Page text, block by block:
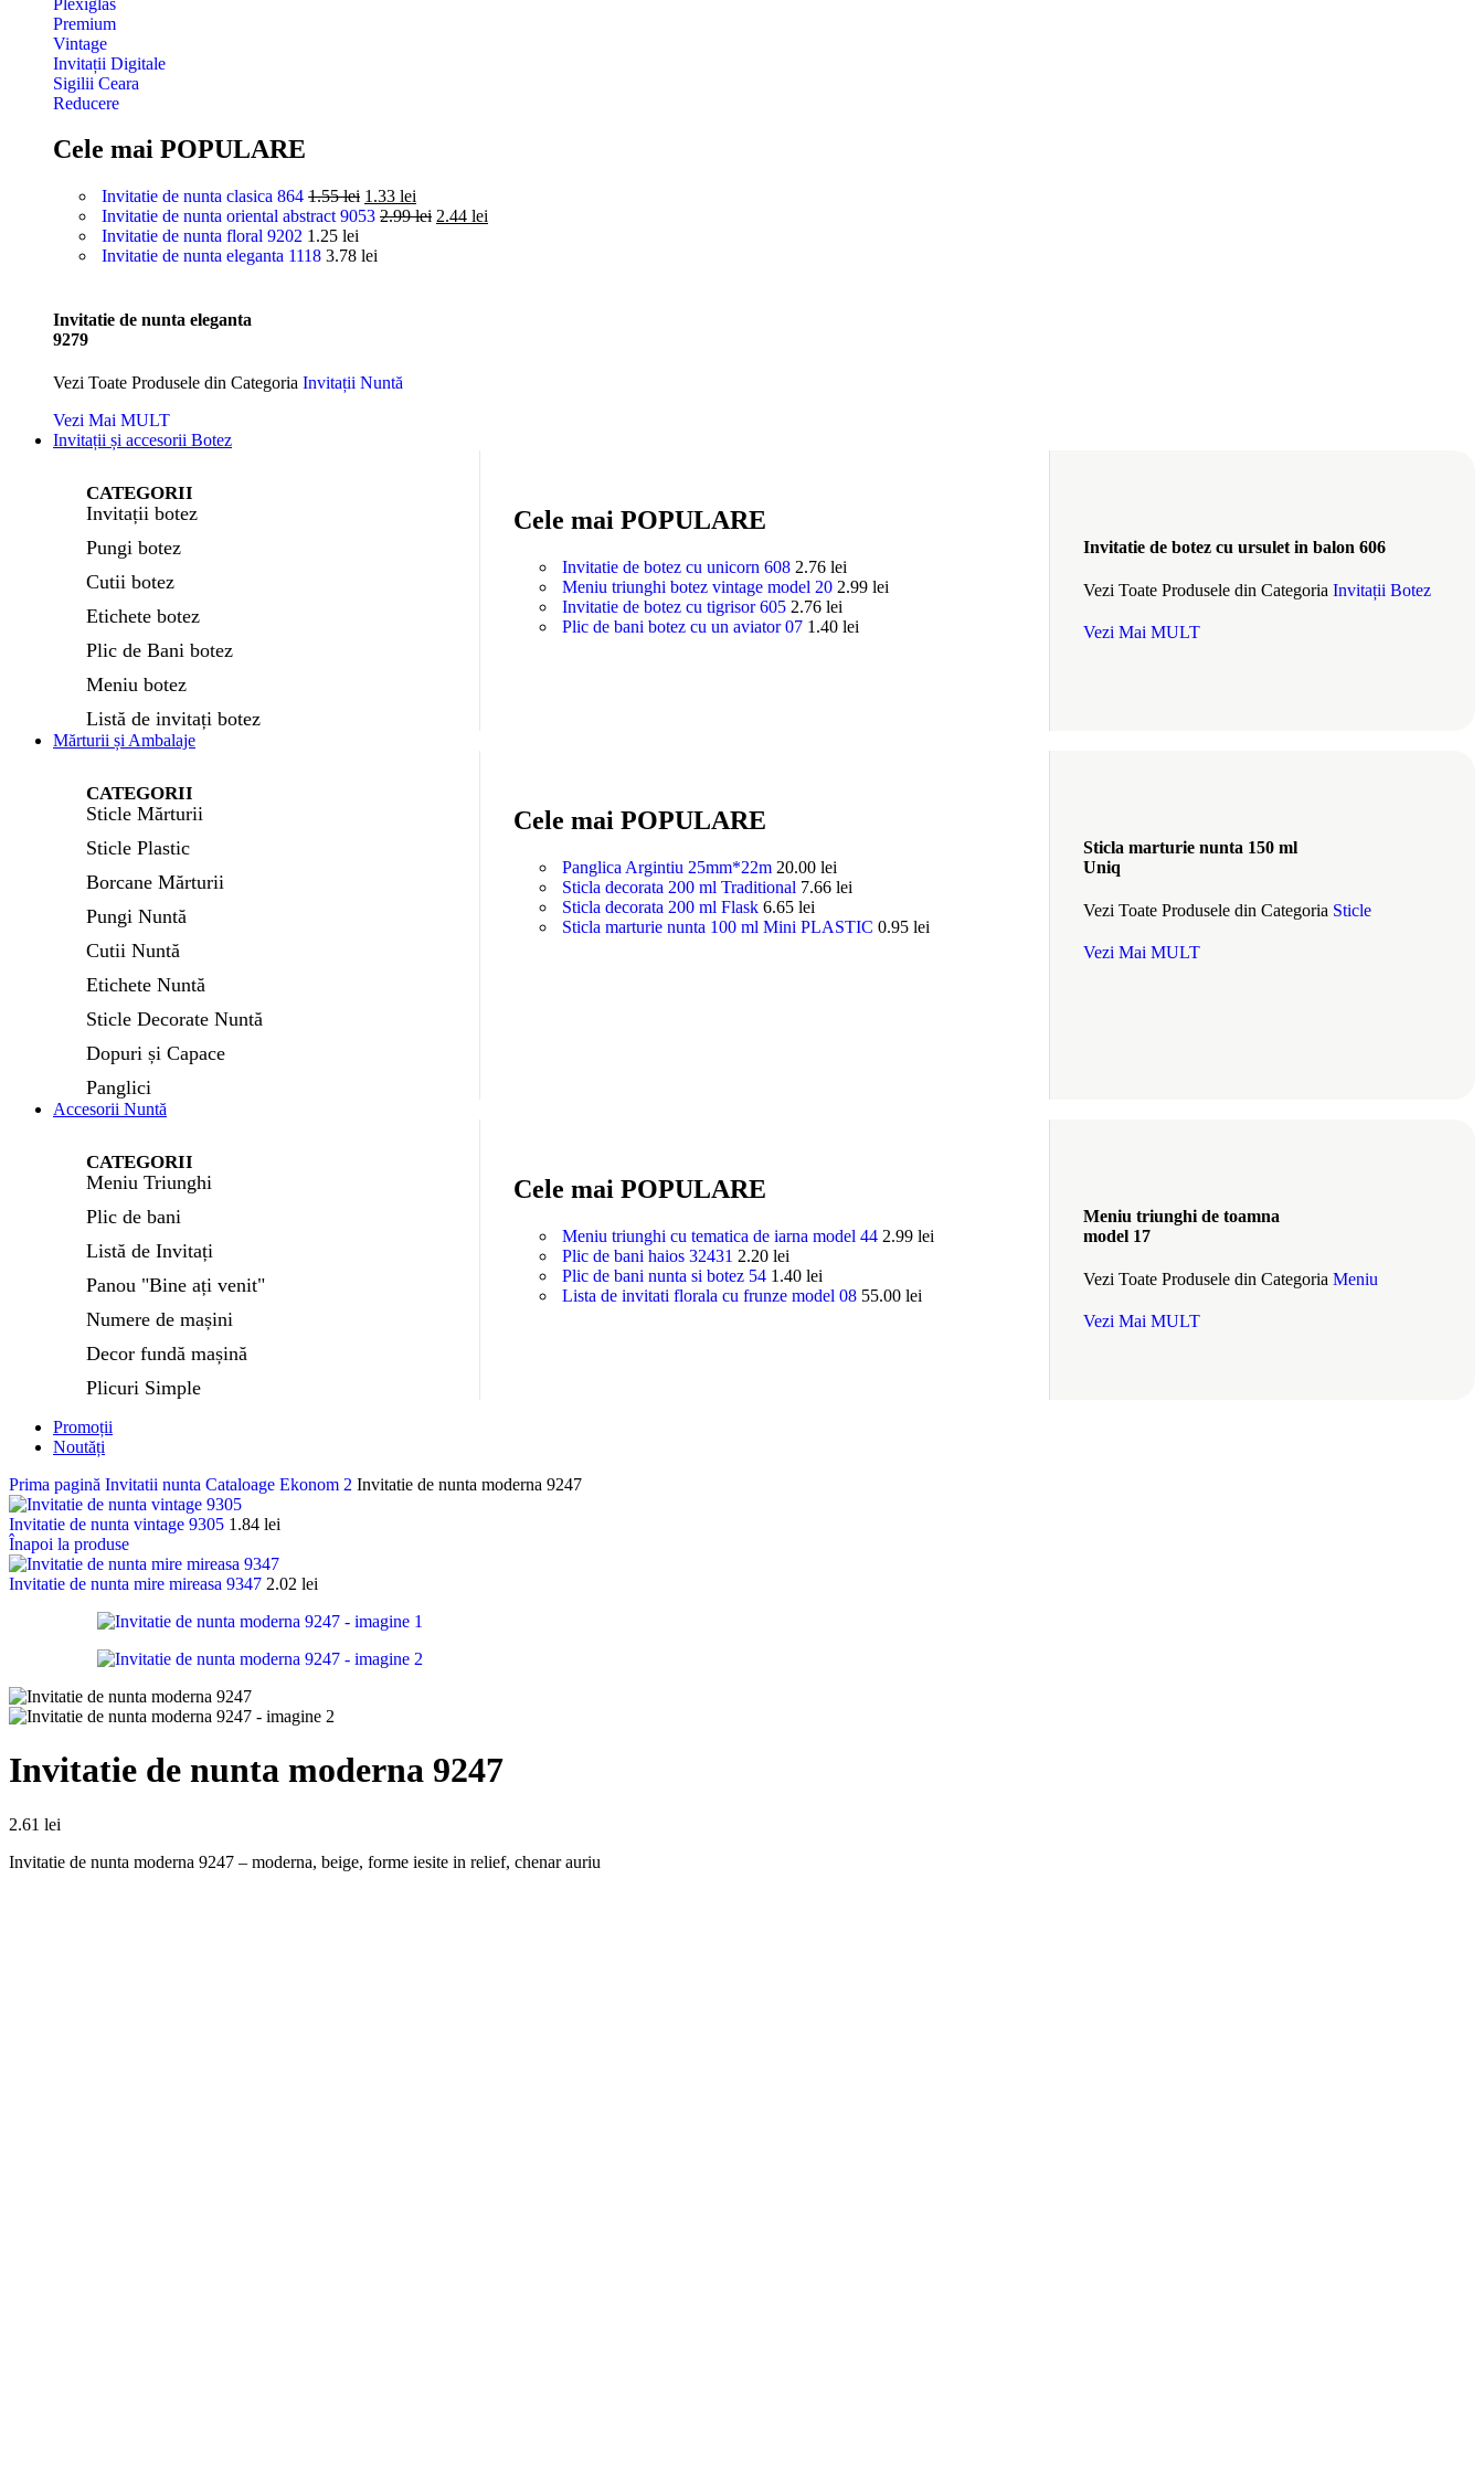
Premium
Vintage
Invitații Digitale
Sigilii Ceara
Reducere
Cele mai POPULARE
Invitatie de nunta clasica 864 1.55lei 1.33 lei
Invitatie de nunta oriental abstract 9053 2.99lei 2.44 lei
Invitatie de nunta floral 9202 1.25 lei
Invitatie de nunta eleganta 1118 3.78 lei
Invitatie de nunta eleganta
9279
Vezi Toate Produsele din Categoria Invitații Nuntă
Vezi Mai MULT
Invitații și accesorii Botez
CATEGORII
Invitații botez
Pungi botez
Cutii botez
Etichete botez
Plic de Bani botez
Meniu botez
Listă de invitați botez
Cele mai POPULARE
Invitatie de botez cu unicorn 608 2.76lei
Meniu triunghi botez vintage model 20 2.99lei
Invitatie de botez cu tigrisor 605 2.76lei
Plic de bani botez cu un aviator 07 1.40lei
Invitatie de botez cu ursulet in balon 606
Vezi Toate Produsele din Categoria Invitații Botez
Vezi Mai MULT
Mărturii și Ambalaje
CATEGORII
Sticle Mărturii
Sticle Plastic
Borcane Mărturii
Pungi Nuntă
Cutii Nuntă
Etichete Nuntă
Sticle Decorate Nuntă
Dopuri și Capace
Panglici
Cele mai POPULARE
Panglica Argintiu 25mm*22m 20.00lei
Sticla decorata 200 ml Traditional 7.66lei
Sticla decorata 200 ml Flask6.65lei
Sticla marturie nunta 100 ml Mini PLASTIC0.95lei
Sticla marturie nunta 150 ml
Uniq
Vezi Toate Produsele din Categoria Sticle
Vezi Mai MULT
Accesorii Nuntă
CATEGORII
Meniu Triunghi
Plic de bani
Listă de Invitați
Panou "Bine ați venit"
Numere de mașini
Decor fundă mașină
Plicuri Simple
Cele mai POPULARE
Meniu triunghi cu tematica de iarna model 44 2.99lei
Plic de bani haios 32431 2.20lei
Plic de bani nunta si botez 54 1.40lei
Lista de invitati florala cu frunze model 08 55.00lei
Meniu triunghi de toamna
model 17
Vezi Toate Produsele din Categoria Meniu
Vezi Mai MULT
Promoții
Noutăți
Prima pagină Invitatii nunta Cataloage Ekonom 2 Invitatie de nunta moderna 9247
Invitatie de nunta vintage 9305 1.84 lei
Înapoi la produse
Invitatie de nunta mire mireasa 9347 2.02 lei
Invitatie de nunta moderna 9247
2.61 lei
Invitatie de nunta moderna 9247 – moderna, beige, forme iesite in relief, chenar auriu